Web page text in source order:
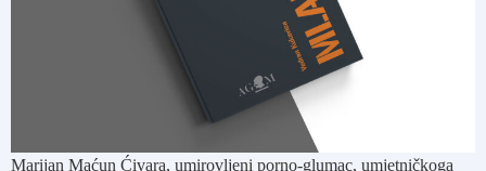
Marijan Maćun Ćivara, umirovljeni porno-glumac, umjetničkoga